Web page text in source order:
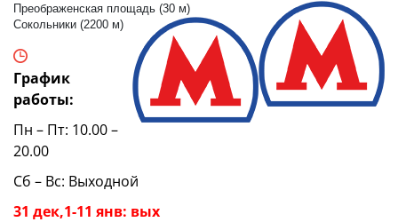
Преображенская площадь (30 м)
Сокольники (2200 м)
График
работы:
Пн – Пт: 10.00 –
20.00
Сб – Вс: Выходной
31 дек,1-11 янв: вых